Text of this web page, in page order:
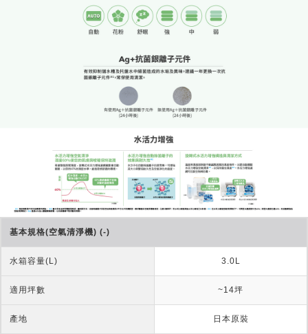
基本規格(空氣清淨機) (-)
水箱容量(L) 3.0L
適用坪數 ~14坪
產地 日本原裝